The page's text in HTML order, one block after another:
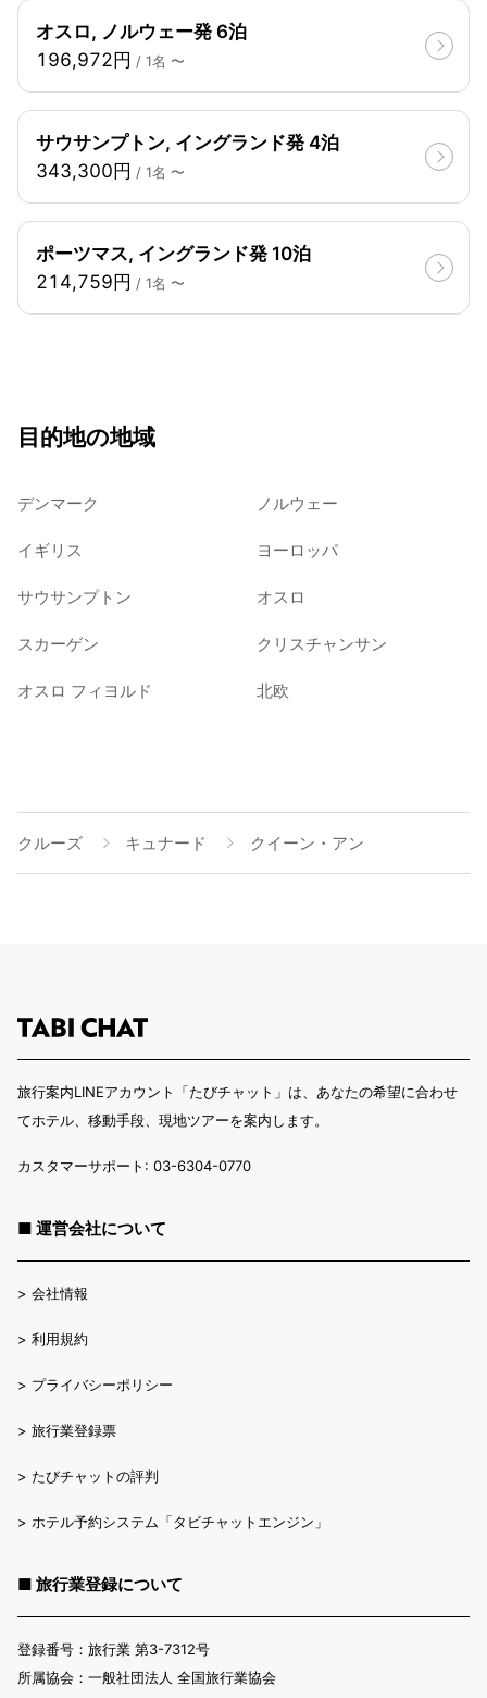
オスロ, ノルウェー発 6泊
196,972円 / 1名 〜
サウサンプトン, イングランド発 4泊
343,300円 / 1名 〜
ポーツマス, イングランド発 10泊
214,759円 / 1名 〜
目的地の地域
デンマーク ノルウェー
イギリス ヨーロッパ
サウサンプトン オスロ
スカーゲン クリスチャンサン
オスロ フィヨルド 北欧
クルーズ キュナード クイーン・アン
旅行案内LINEアカウント「たびチャット」は、あなたの希望に合わせ
てホテル、移動手段、現地ツアーを案内します。
カスタマーサポート: 03-6304-0770
■ 運営会社について
> 会社情報
> 利用規約
> プライバシーポリシー
> 旅行業登録票
> たびチャットの評判
> ホテル予約システム「タビチャットエンジン」
■ 旅行業登録について
登録番号：旅行業 第3-7312号
所属協会：一般社団法人 全国旅行業協会